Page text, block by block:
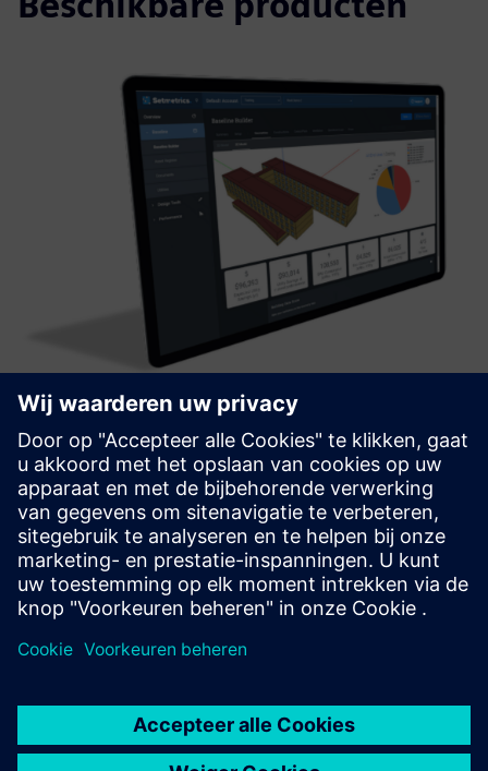
SetMetrics
A data driven decision making tool driving productivity and
engineering rigour to achieve ESG and financial objectives
across a property portfolio. The suite of evaluation tools
reveals how upgrades will perform and interact. Setm...
Meer informatie